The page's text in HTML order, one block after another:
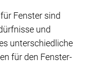
Fenster sind
und
unterschiedliche
für den Fenster-